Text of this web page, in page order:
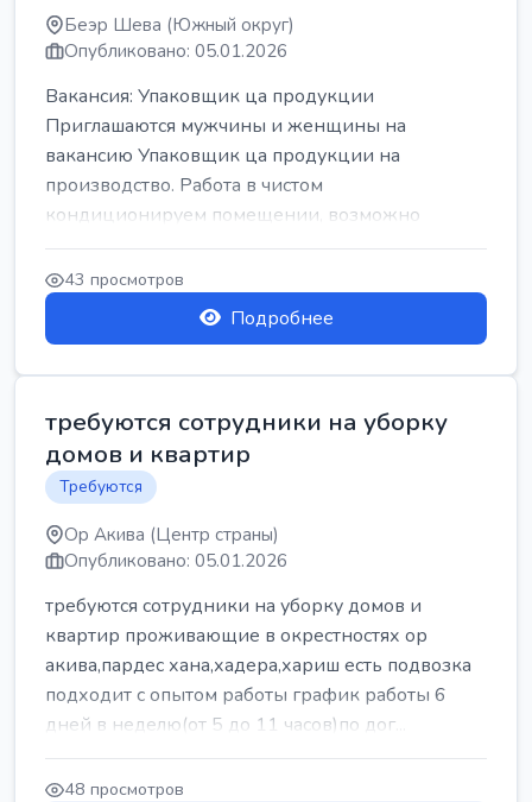
Беэр Шева (Южный округ)
Опубликовано: 05.01.2026
Вакансия: Упаковщик ца продукции
Приглашаются мужчины и женщины на
вакансию Упаковщик ца продукции на
производство. Работа в чистом
кондиционируем помещении, возможно
работать сидя. Работа с воскресен...
43 просмотров
Подробнее
требуются сотрудники на уборку
домов и квартир
Требуются
Ор Акива (Центр страны)
Опубликовано: 05.01.2026
требуются сотрудники на уборку домов и
квартир проживающие в окрестностях ор
акива,пардес хана,хадера,хариш есть подвозка
подходит с опытом работы график работы 6
дней в неделю(от 5 до 11 часов)по дог...
48 просмотров